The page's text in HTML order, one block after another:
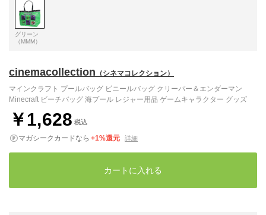
グリーン
（MMM）
cinemacollection （シネマコレクション）
マインクラフト プールバッグ ビニールバッグ クリーパー＆エンダーマン
Minecraft ビーチバッグ 海プール レジャー用品 ゲームキャラクター グッズ
￥1,628 税込
マガシークカードなら +1%還元 詳細
カートに入れる